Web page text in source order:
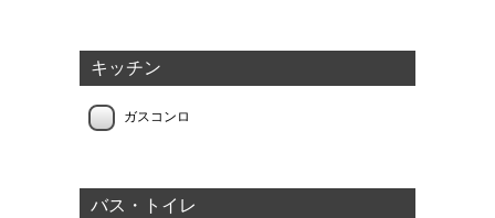
キッチン
ガスコンロ
バス・トイレ